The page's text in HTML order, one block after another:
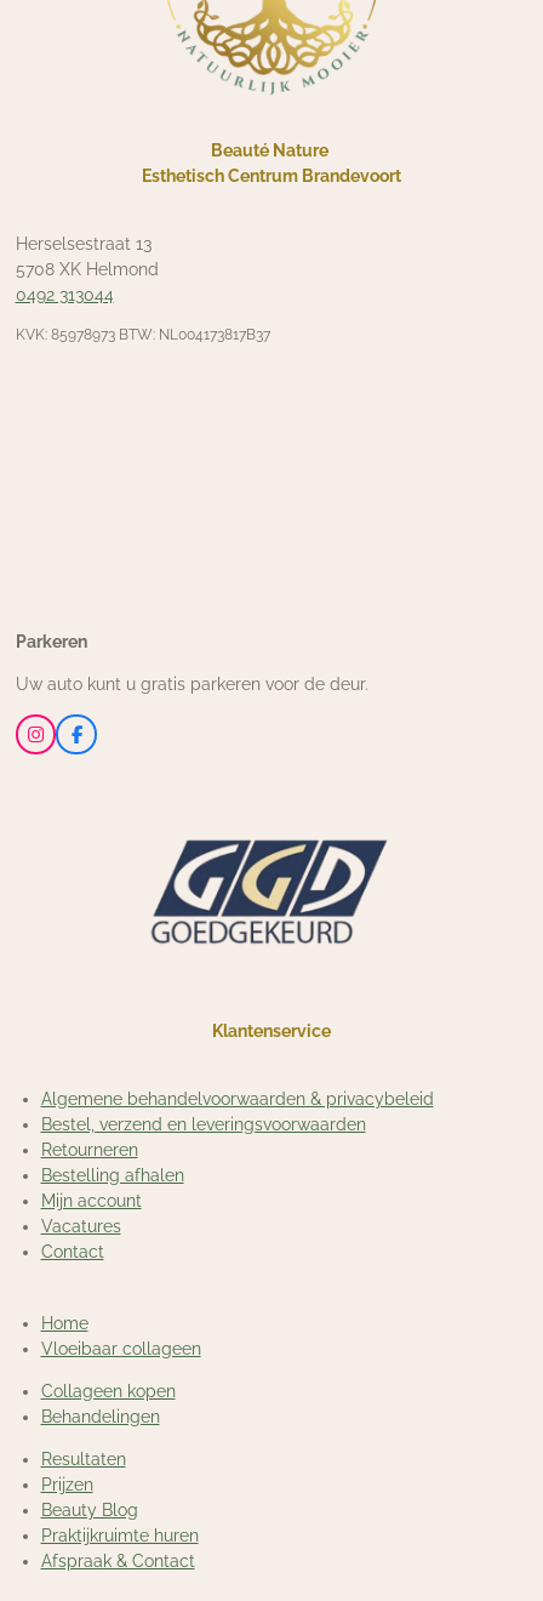
Beauté Nature
Esthetisch Centrum Brandevoort
Herselsestraat 13
5708 XK Helmond
0492 313044
KVK: 85978973 BTW: NL004173817B37
Parkeren
Uw auto kunt u gratis parkeren voor de deur.
I
n
F
a
Klantenservice
Algemene behandelvoorwaarden & privacybeleid
Bestel, verzend en leveringsvoorwaarden
Retourneren
Bestelling afhalen
Mijn account
Vacatures
Contact
Home
Vloeibaar collageen
Collageen kopen
Behandelingen
Resultaten
Prijzen
Beauty Blog
Praktijkruimte huren
Afspraak & Contact